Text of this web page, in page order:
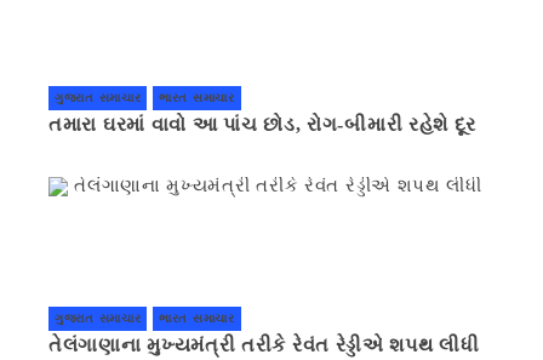
ગુજરાત સમાચાર ભારત સમાચાર
તમારા ઘરમાં વાવો આ પાંચ છોડ, રોગ-બીમારી રહેશે દૂર
ગુજરાત સમાચાર ભારત સમાચાર
તેલંગાણાના મુખ્યમંત્રી તરીકે રેવંત રેડ્ડીએ શપથ લીધી